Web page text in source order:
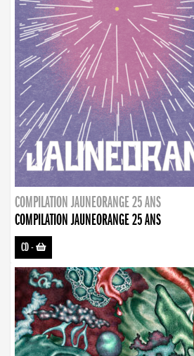
COMPILATION JAUNEORANGE 25 ANS
COMPILATION JAUNEORANGE 25 ANS
CD-